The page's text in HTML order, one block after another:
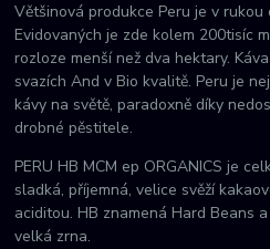
Většinová produkce Peru je v rukou
Evidovaných je zde kolem 200tisíc
rozloze menší než dva hektary.
svazích And v Bio kvalitě. Peru je
kávy na světě, paradoxně díky
drobné pěstitele.
PERU HB MCM ep ORGANICS je
sladká, příjemná, velice svěží
aciditou. HB znamená Hard Beans
velká zrna.